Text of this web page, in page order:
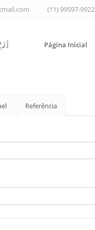
(11) 99597-9922
Página Inicial
Referência